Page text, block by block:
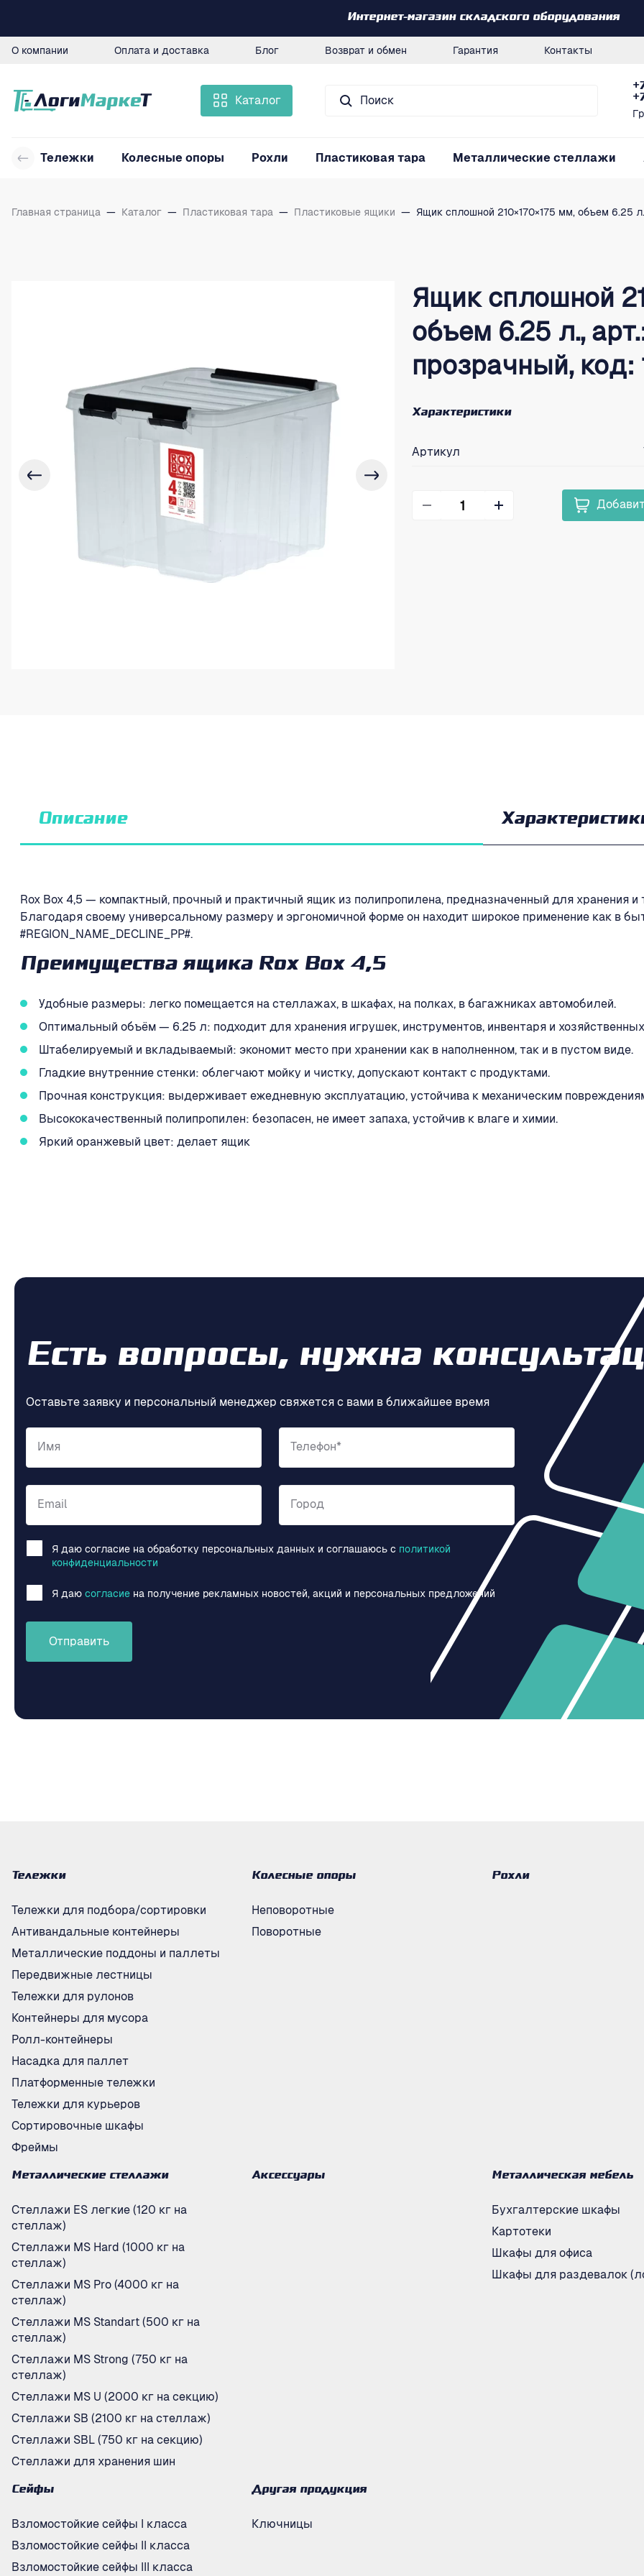
Интернет-магазин складского оборудования
О компании Оплата и доставка Блог Возврат и обмен Гарантия Контакты
Каталог
Тележки Колесные опоры Рохли Пластиковая тара Металлические стеллажи
Главная страница — Каталог — Пластиковая тара — Пластиковые ящики — Ящик сплошной 210×170×175 мм, объем 6.25
Ящик сплошной
объем 6.25 л.,
прозрачный, код:
Характеристики
Артикул
Описание
Rox Box 4,5 — компактный, прочный и практичный ящик из полипропилена, предназначенный для хранения
Благодаря своему универсальному размеру и эргономичной форме он находит широкое применение как в
#REGION_NAME_DECLINE_PP#.
Преимущества ящика Rox Box 4,5
Удобные размеры: легко помещается на стеллажах, в шкафах, на полках, в багажниках автомобилей.
Оптимальный объём — 6.25 л: подходит для хранения игрушек, инструментов, инвентаря и
Штабелируемый и вкладываемый: экономит место при хранении как в наполненном, так и в пустом виде.
Гладкие внутренние стенки: облегчают мойку и чистку, допускают контакт с продуктами.
Прочная конструкция: выдерживает ежедневную эксплуатацию, устойчива к механическим
Высококачественный полипропилен: безопасен, не имеет запаха, устойчив к влаге и химии.
Яркий оранжевый цвет: делает ящик
Есть вопросы, нужна
Оставьте заявку и персональный менеджер свяжется с вами в ближайшее время
Имя Телефон*
Email Город
Я даю согласие на обработку персональных данных и соглашаюсь c политикой
конфиденциальности
Я даю согласие на получение рекламных новостей, акций и персональных предложений
Отправить
Тележки
Тележки для подбора/сортировки
Антивандальные контейнеры
Металлические поддоны и паллеты
Передвижные лестницы
Тележки для рулонов
Контейнеры для мусора
Ролл-контейнеры
Насадка для паллет
Платформенные тележки
Тележки для курьеров
Сортировочные шкафы
Фреймы
Колесные опоры
Неповоротные
Поворотные
Рохли
Металлические стеллажи
Стеллажи ES легкие (120 кг на
стеллаж)
Стеллажи MS Hard (1000 кг на
стеллаж)
Стеллажи MS Pro (4000 кг на
стеллаж)
Стеллажи MS Standart (500 кг на
стеллаж)
Стеллажи MS Strong (750 кг на
стеллаж)
Стеллажи MS U (2000 кг на секцию)
Стеллажи SB (2100 кг на стеллаж)
Стеллажи SBL (750 кг на секцию)
Стеллажи для хранения шин
Аксессуары Металлическая мебель
Бухгалтерские шкафы
Картотеки
Шкафы для офиса
Шкафы для раздевалок
Сейфы
Взломостойкие сейфы I класса
Взломостойкие сейфы II класса
Взломостойкие сейфы III класса
Другая продукция
Ключницы